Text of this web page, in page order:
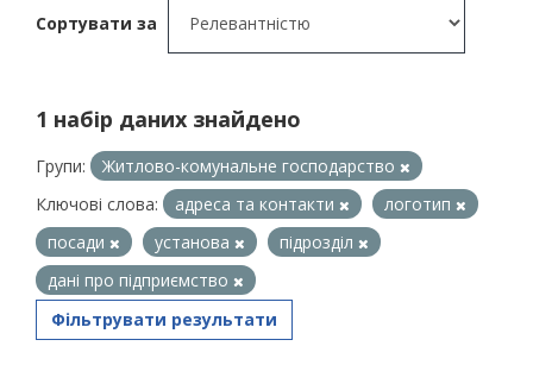
Сортувати за
1 набір даних знайдено
Групи:
Житлово-комунальне господарство
Ключові слова:
адреса та контакти
логотип
посади
установа
підрозділ
дані про підприємство
Фільтрувати результати